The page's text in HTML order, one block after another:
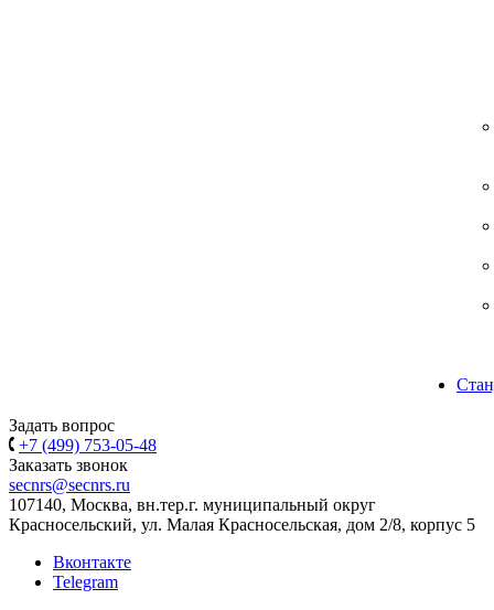
Задать вопрос
+7 (499) 753-05-48
Заказать звонок
secnrs@secnrs.ru
107140, Москва, вн.тер.г. муниципальный округ
Красносельский, ул. Малая Красносельская, дом 2/8, корпус 5
Вконтакте
Telegram